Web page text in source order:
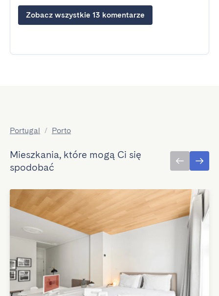
Zobacz wszystkie 13 komentarze
Portugal / Porto
Mieszkania, które mogą Ci się
spodobać